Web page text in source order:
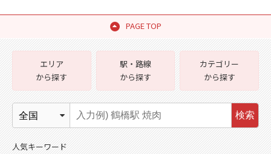
PAGE TOP
エリア
から探す
駅・路線
から探す
カテゴリー
から探す
検索
人気キーワード